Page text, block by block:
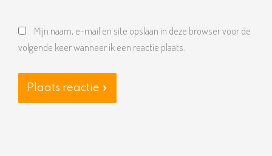
Mijn naam, e-mail en site opslaan in deze browser voor de
volgende keer wanneer ik een reactie plaats.